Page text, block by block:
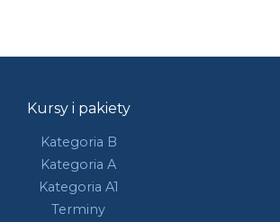
Kursy i pakiety
Kategoria B
Kategoria A
Kategoria A1
Terminy